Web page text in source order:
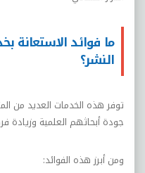
ما فوائد الاستعانة
النشر؟
توفر هذه الخدمات العديد من
جودة أبحاثهم العلمية وزيادة
ومن أبرز هذه الفوائد: